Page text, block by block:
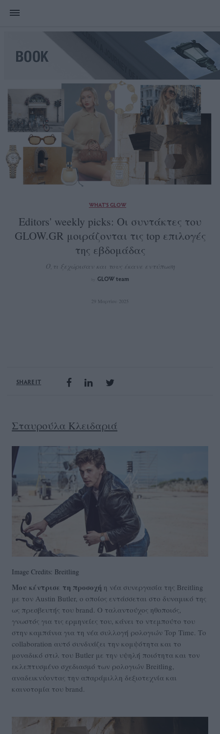
WHAT'S GLOW
Editors' weekly picks: Οι συντάκτες του
GLOW.GR μοιράζονται τις top επιλογές
της εβδομάδας
Ό,τι ξεχώρισαν και τους έκανε εντύπωση
GLOW team
29 Μαρτίου 2025
SHARE IT
Σταυρούλα Κλειδαριά
Image Credits: Breitling
Μου κέντρισε τη προσοχή η νέα συνεργασία της Breitling
με τον Austin Butler, ο οποίος εντάσσεται στο δυναμικό της
ως πρεσβευτής του brand. Ο ταλαντούχος ηθοποιός,
γνωστός για τις ερμηνείες του, κάνει το ντεμπούτο του
στην καμπάνια για τη νέα συλλογή ρολογιών Top Time. Το
collaboration αυτό συνδυάζει την κομψότητα και το
μοναδικό στιλ του Butler με την υψηλή ποιότητα και τον
εκλεπτυσμένο σχεδιασμό των ρολογιών Breitling,
αναδεικνύοντας την απαράμιλλη δεξιοτεχνία και
καινοτομία του brand.